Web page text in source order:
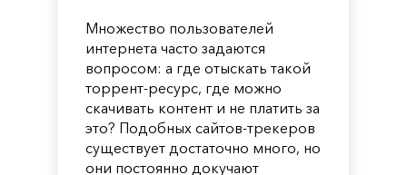
Множество пользователей
интернета часто задаются
вопросом: а где отыскать такой
торрент-ресурс, где можно
скачивать контент и не платить за
это? Подобных сайтов-трекеров
существует достаточно много, но
они постоянно докучают